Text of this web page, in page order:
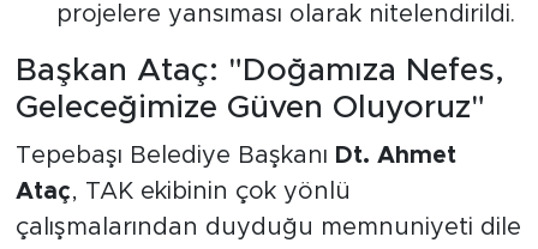
projelere yansıması olarak nitelendirildi.
Başkan Ataç: "Doğamıza Nefes,
Geleceğimize Güven Oluyoruz"
Tepebaşı Belediye Başkanı Dt. Ahmet
Ataç, TAK ekibinin çok yönlü
çalışmalarından duyduğu memnuniyeti dile